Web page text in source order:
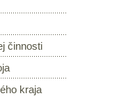
činnosti
kraja